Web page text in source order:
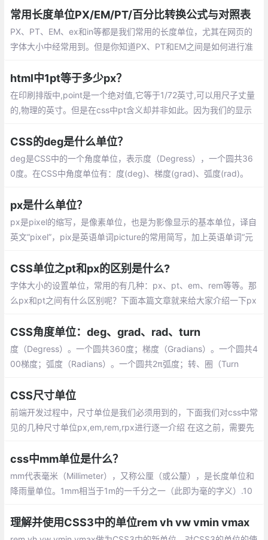
al字体,段落首行缩进2个字体，采用多倍行距中的1.25倍行距。
常用长度单位PX/EM/PT/百分比转换公式与对照表
PX、PT、EM、ex和in等都是我们常用的长度单位，尤其在网页的
字体大小中经常用到。但是你知道PX、PT和EM之间是如何进行准
一个表格
html中1pt等于多少px？
在印刷排版中,point是一个绝对值,它等于1/72英寸,可以用尺子丈量
的,物理的英寸。但是在css中pt含义却并非如此。因为我们的显示
上显示
CSS的deg是什么单位？
deg是CSS中的一个角度单位，表示度（Degress），一个圆共36
0度。在CSS中角度单位有：度(deg)、梯度(grad)、弧度(rad)。
px是什么单位？
px是pixel的缩写，是像素单位，也是为影像显示的基本单位，译自
英文“pixel”，pix是英语单词picture的常用简写，加上英语单词“元
被称为pel（picture element）
CSS单位之pt和px的区别是什么?
字体大小的设置单位，常用的有几种：px、pt、em、rem等等。那
么px和pt之间有什么区别呢？下面本篇文章就来给大家介绍一下px
CSS角度单位：deg、grad、rad、turn
度（Degress）。一个圆共360度；梯度（Gradians）。一个圆共4
00梯度；弧度（Radians）。一个圆共2π弧度；转、圈（Turn
CSS尺寸单位
前端开发过程中，尺寸单位是我们必须用到的，下面我们对css中常
见的几种尺寸单位px,em,rem,rpx进行逐一介绍 在这之前，需要先
css中mm单位是什么？
mm代表毫米（Millimeter），又称公厘（或公釐），是长度单位和
降雨量单位。1mm相当于1m的一千分之一（此即为毫的字义）.10
理解并使用CSS3中的单位rem vh vw vmin vmax